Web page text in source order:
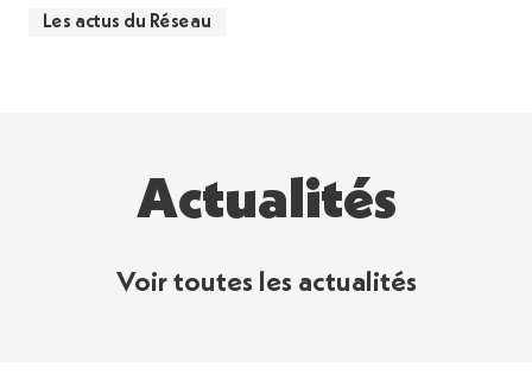
Les actus du Réseau
Actualités
Voir toutes les actualités